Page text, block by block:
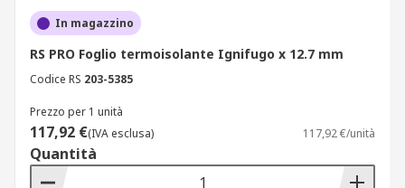
In magazzino
RS PRO Foglio termoisolante Ignifugo x 12.7 mm
Codice RS 203-5385
Prezzo per 1 unità
117,92 €(IVA esclusa) 117,92 €/unità
Quantità